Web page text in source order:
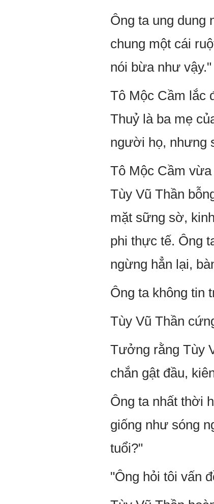
Ông ta ung dung
chung một cái
nói bừa như vậy."
Tô Mộc Cầm lắc
Thuỷ là ba mẹ
người họ, nhưng
Tô Mộc Cầm
Tùy Vũ Thần
mặt sững sờ,
phi thực tế. Ông
ngừng hẳn lại,
Ông ta không tin
Tùy Vũ Thần
Tưởng rằng Tùy
chắn gật đầu,
Ông ta nhất thời
giống như sóng
tuổi?"
"Ông hỏi tôi vấn